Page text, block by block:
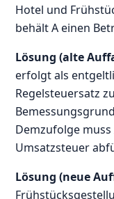
Hotel und
behält A einen
Lösung (alte
erfolgt als
Regelsteuersatz
Demzufolge muss
Umsatzsteuer
Lösung (neue